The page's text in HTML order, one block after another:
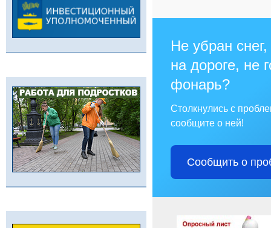
Не убран
на дороге, не
фонарь?
Столкнулись с
сообщите о ней!
Сообщить о